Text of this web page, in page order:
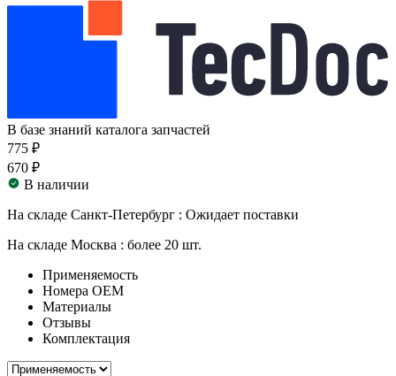
В базе знаний каталога запчастей
775 ₽
670 ₽
В наличии
На складе Санкт-Петербург : Ожидает поставки
На складе Москва : более 20 шт.
Применяемость
Номера ОЕМ
Материалы
Отзывы
Комплектация